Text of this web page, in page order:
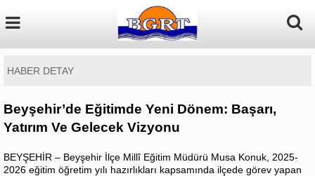
HABER DETAY
Beyşehir’de Eğitimde Yeni Dönem: Başarı,
Yatırım Ve Gelecek Vizyonu
BEYŞEHİR – Beyşehir İlçe Millî Eğitim Müdürü Musa Konuk, 2025-
2026 eğitim öğretim yılı hazırlıkları kapsamında ilçede görev yapan